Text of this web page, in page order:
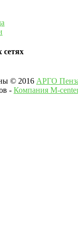
© 2016 АРГО
- Компания M-